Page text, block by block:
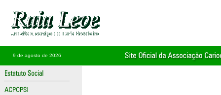
9 de agosto de 2026